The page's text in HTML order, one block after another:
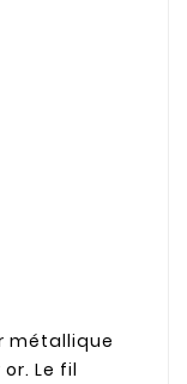
métallique
Le fil